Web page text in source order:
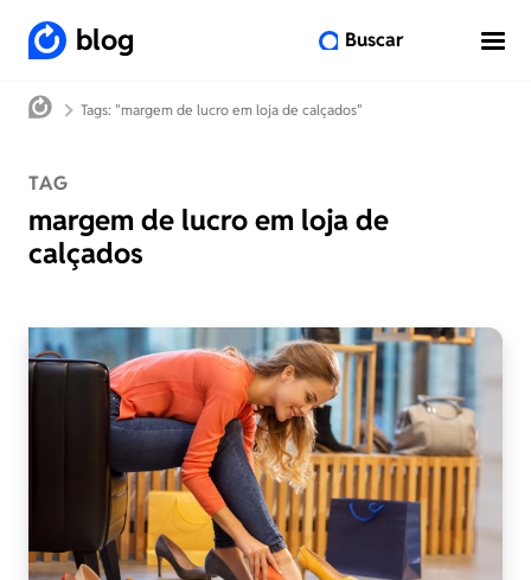
blog Buscar
Tags: "margem de lucro em loja de calçados"
TAG
margem de lucro em loja de
calçados